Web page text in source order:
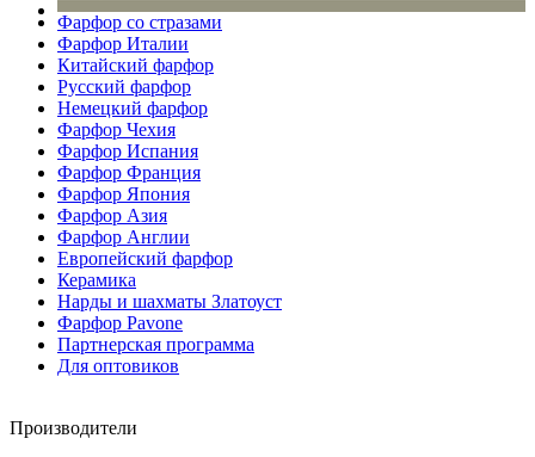
Фарфор со стразами
Фарфор Италии
Китайский фарфор
Русский фарфор
Немецкий фарфор
Фарфор Чехия
Фарфор Испания
Фарфор Франция
Фарфор Япония
Фарфор Азия
Фарфор Англии
Европейский фарфор
Керамика
Нарды и шахматы Златоуст
Фарфор Pavone
Партнерская программа
Для оптовиков
Производители